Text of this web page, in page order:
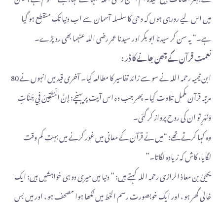
میں اس لیے رورہی ہوں کہ وحی کا سلسلہ آسمان سے اب دنیا تک منقطع ہو گیا
ہے۔“ یہ سن کر سیدنا ابو بکر اور سیدنا عمر رضی اللہ عنہما بھی رو پڑے۔
نعمت قرآن کے چھن جانے کا ڈر :
ابن تیمیہ رحمہ اللہ نے سو سے زائد تفاسیر کا مطالعہ کیا۔ آخری قید میں انہوں نے 80
مرتبہ قرآن مکمل تلاوت کیا۔ پھر جب وہ اس آیت پر پہنچے: إِنَّ الْمُتَّقِينَ فِي جَنَّاتٍ
وَنَهَرٍ تو ان کی روح پرواز کر گئی۔
وہ کہا کرتے تھے: “میں نے قرآن کے معانی میں غور کرنے میں بہت کم وقت
لگایا، کاش کہ زیادہ لگاتا۔”
یحییٰ بن معاذ الرازی رحمہ اللہ کہتے ہیں: ” دنیا میں میری دو ہی خواہشیں ہیں: ایک
خالی گھر ہو ، اور ایک خوبصورت رسم الخط میں لکھا ہوا مصحف ہو ، اور میں بس